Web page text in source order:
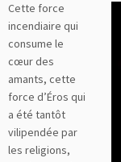
Cette force
incendiaire qui
consume le
cœur des
amants, cette
force d’Éros qui
a été tantôt
vilipendée par
les religions,